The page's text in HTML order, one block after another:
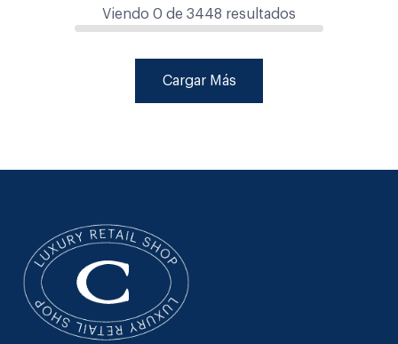
Viendo 0 de 3448 resultados
Cargar Más